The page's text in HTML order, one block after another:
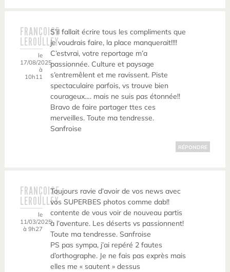
FRANÇOISE
LEROULLEY
le
17/08/2025
à
10h11
S’il fallait écrire tous les compliments que
je voudrais faire, la place manquerait!!!!
C’estvrai, votre reportage m’a
passionnée. Culture et paysage
s’entremêlent et me ravissent. Piste
spectaculaire parfois, vs trouve bien
courageux…. mais ne suis pas étonnée!!
Bravo de faire partager ttes ces
merveilles. Toute ma tendresse.
Sanfroise
RÉPONDRE
FRANÇOISE
LEROULLEY
le
11/03/2025
à 9h27
Toujours ravie d’avoir de vos news avec
vos SUPERBES photos comme dab!!
contente de vous voir de nouveau partis
à l’aventure. Les déserts vs passionnent!
Toute ma tendresse. Sanfroise
PS pas sympa, j’ai repéré 2 fautes
d’orthographe. Je ne fais pas exprès mais
elles me « sautent » dessus